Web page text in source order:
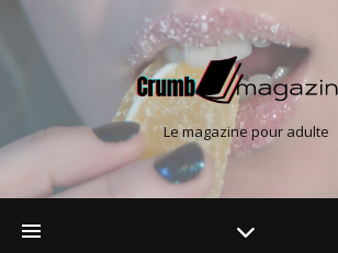
Le magazine pour adulte